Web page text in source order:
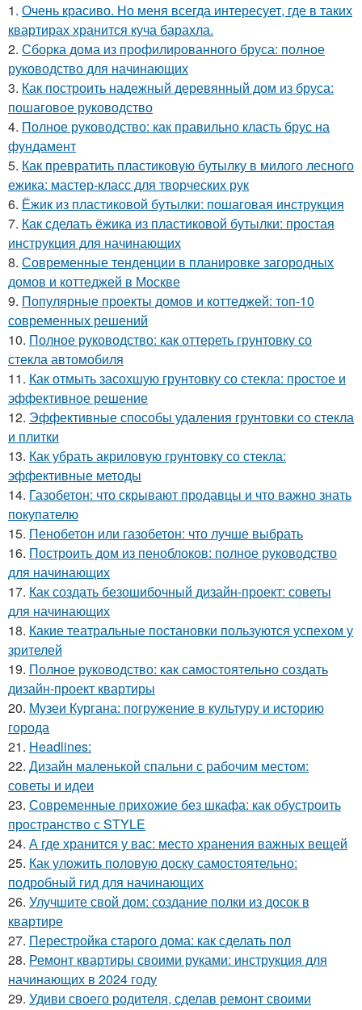
1. Очень красиво. Но меня всегда интересует, где в таких
квартирах хранится куча барахла.
2. Сборка дома из профилированного бруса: полное
руководство для начинающих
3. Как построить надежный деревянный дом из бруса:
пошаговое руководство
4. Полное руководство: как правильно класть брус на
фундамент
5. Как превратить пластиковую бутылку в милого лесного
ежика: мастер-класс для творческих рук
6. Ёжик из пластиковой бутылки: пошаговая инструкция
7. Как сделать ёжика из пластиковой бутылки: простая
инструкция для начинающих
8. Современные тенденции в планировке загородных
домов и коттеджей в Москве
9. Популярные проекты домов и коттеджей: топ-10
современных решений
10. Полное руководство: как оттереть грунтовку со
стекла автомобиля
11. Как отмыть засохшую грунтовку со стекла: простое и
эффективное решение
12. Эффективные способы удаления грунтовки со стекла
и плитки
13. Как убрать акриловую грунтовку со стекла:
эффективные методы
14. Газобетон: что скрывают продавцы и что важно знать
покупателю
15. Пенобетон или газобетон: что лучше выбрать
16. Построить дом из пеноблоков: полное руководство
для начинающих
17. Как создать безошибочный дизайн-проект: советы
для начинающих
18. Какие театральные постановки пользуются успехом у
зрителей
19. Полное руководство: как самостоятельно создать
дизайн-проект квартиры
20. Музеи Кургана: погружение в культуру и историю
города
21. Headlines:
22. Дизайн маленькой спальни с рабочим местом:
советы и идеи
23. Современные прихожие без шкафа: как обустроить
пространство с STYLE
24. А где хранится у вас: место хранения важных вещей
25. Как уложить половую доску самостоятельно:
подробный гид для начинающих
26. Улучшите свой дом: создание полки из досок в
квартире
27. Перестройка старого дома: как сделать пол
28. Ремонт квартиры своими руками: инструкция для
начинающих в 2024 году
29. Удиви своего родителя, сделав ремонт своими